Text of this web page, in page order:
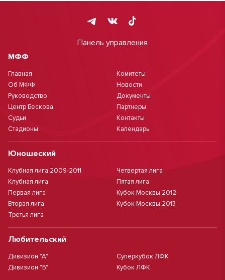
Панель управления
МФФ
Главная
Об МФФ
Руководство
Центр Бескова
Судьи
Стадионы
Комитеты
Новости
Документы
Партнеры
Контакты
Календарь
Юношеский
Клубная лига 2009-2011
Клубная лига
Первая лига
Вторая лига
Третья лига
Четвертая лига
Пятая лига
Кубок Москвы 2012
Кубок Москвы 2013
Любительский
Дивизион "А"
Дивизион "Б"
Суперкубок ЛФК
Кубок ЛФК